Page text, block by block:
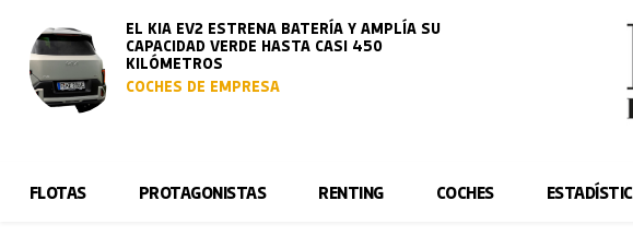
EL KIA EV2 ESTRENA BATERÍA Y AMPLÍA SU
CAPACIDAD VERDE HASTA CASI 450
KILÓMETROS
COCHES DE EMPRESA
FLOTAS PROTAGONISTAS RENTING COCHES